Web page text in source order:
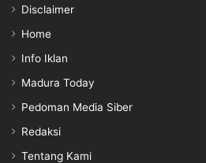
Disclaimer
Home
Info Iklan
Madura Today
Pedoman Media Siber
Redaksi
Tentang Kami